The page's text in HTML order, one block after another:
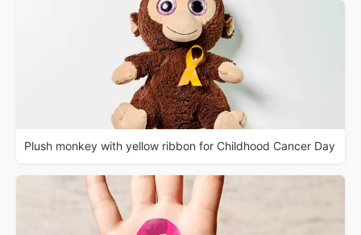
Plush monkey with yellow ribbon for Childhood Cancer Day